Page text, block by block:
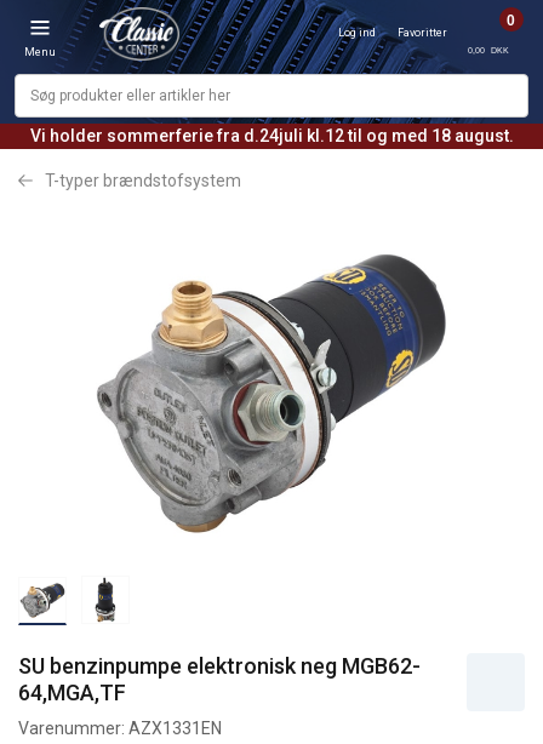
Vi holder sommerferie fra d.24juli kl.12 til og med 18 august.
Menu
Log ind Favoritter
0
0,00 DKK
T-typer brændstofsystem
SU benzinpumpe elektronisk neg MGB62-
64,MGA,TF
Varenummer: AZX1331EN